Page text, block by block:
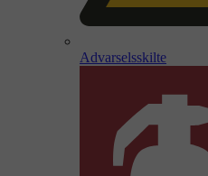
Advarselsskilte